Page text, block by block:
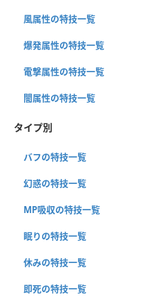
風属性の特技一覧
爆発属性の特技一覧
電撃属性の特技一覧
闇属性の特技一覧
タイプ別
バフの特技一覧
幻惑の特技一覧
MP吸収の特技一覧
眠りの特技一覧
休みの特技一覧
即死の特技一覧